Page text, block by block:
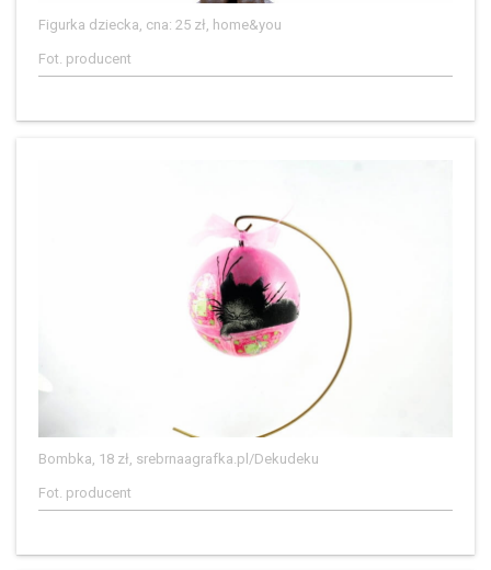
Figurka dziecka, cna: 25 zł, home&you
Fot. producent
Bombka, 18 zł, srebrnaagrafka.pl/Dekudeku
Fot. producent